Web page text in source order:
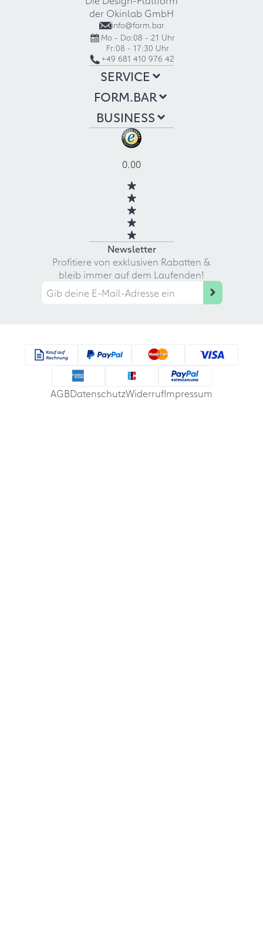
der Okinlab GmbH
info@form.bar
Mo - Do:08 - 21 Uhr
Fr:08 - 17:30 Uhr
+49 681 410 976 42
SERVICE
FORM.BAR
BUSINESS
0.00
Newsletter
Profitiere von exklusiven Rabatten &
bleib immer auf dem Laufenden!
AGBDatenschutzWiderrufImpressum